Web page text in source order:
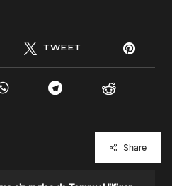
TWEET
Share